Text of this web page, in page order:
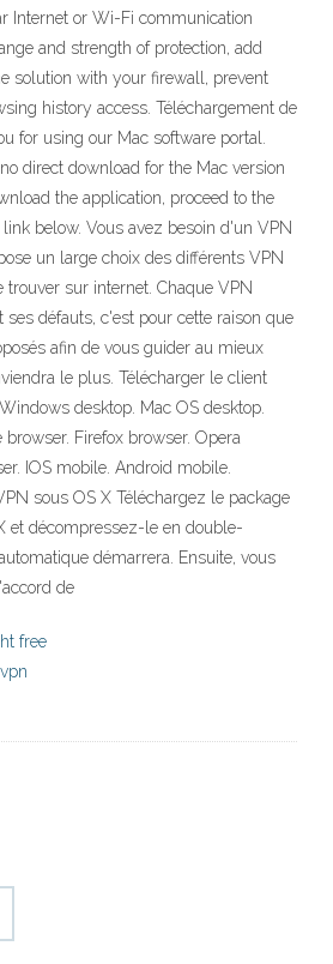
Internet or Wi-Fi communication
and strength of protection, add
solution with your firewall, prevent
history access. Téléchargement de
for using our Mac software portal.
direct download for the Mac version
the application, proceed to the
below. Vous avez besoin d'un VPN
un large choix des différents VPN
sur internet. Chaque VPN
ses défauts, c'est pour cette raison que
afin de vous guider au mieux
le plus. Télécharger le client
desktop. Mac OS desktop.
browser. Firefox browser. Opera
IOS mobile. Android mobile.
sous OS X Téléchargez le package
et décompressez-le en double-
démarrera. Ensuite, vous
de
free